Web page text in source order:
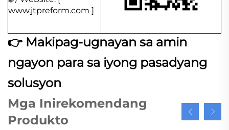
www.jtpreform.com ]
👉 Makipag-ugnayan sa amin
ngayon para sa iyong pasadyang
solusyon
Mga Inirekomendang
Produkto